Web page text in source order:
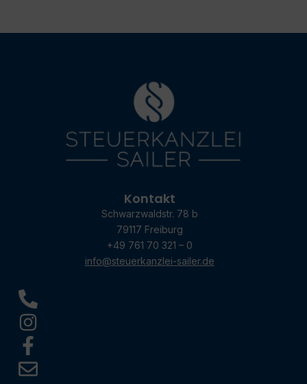
Kontakt
Schwarzwaldstr. 78 b
79117 Freiburg
+49 761 70 321 – 0
info@steuerkanzlei-sailer.de